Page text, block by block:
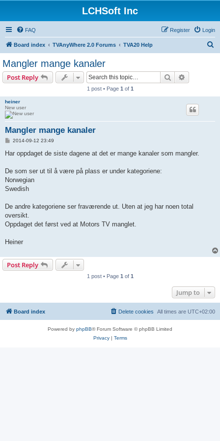
LCHSoft Inc
FAQ Login
Register
Board index TVAnyWhere 2.0 Forums TVA20 Help
Mangler mange kanaler
Post Reply Search
1 post • Page 1 of 1
heiner
New user
Mangler mange kanaler
P
s
2014-09-12 23:49
Har oppdaget de siste dagene at det er mange kanaler som mangler.
De som ser ut til å være på plass er under kategoriene:
Norwegian
Swedish
De andre kategoriene ser fraværende ut. Uten at jeg har noen total
oversikt.
Oppdaget det først ved at Motors TV manglet.
Heiner
Post Reply
1 post • Page 1 of 1
Jump to
Board index All times are UTC+02:00
Delete cookies
Powered by phpBB® Forum Software © phpBB Limited
Privacy| Terms